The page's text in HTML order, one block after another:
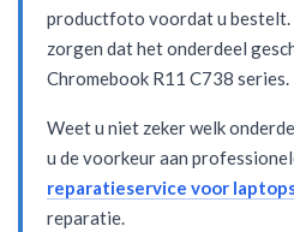
productfoto voordat u
zorgen dat het onderdeel
Chromebook R11 C738 series.
Weet u niet zeker welk
u de voorkeur aan
reparatieservice voor
reparatie.